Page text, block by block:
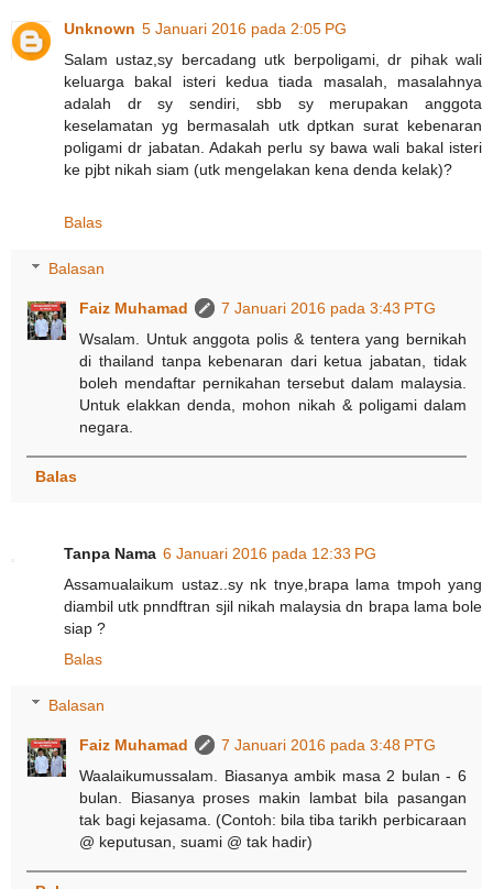
Unknown 5 Januari 2016 pada 2:05 PG
Salam ustaz,sy bercadang utk berpoligami, dr pihak wali
keluarga bakal isteri kedua tiada masalah, masalahnya
adalah dr sy sendiri, sbb sy merupakan anggota
keselamatan yg bermasalah utk dptkan surat kebenaran
poligami dr jabatan. Adakah perlu sy bawa wali bakal isteri
ke pjbt nikah siam (utk mengelakan kena denda kelak)?
Balas
Balasan
Faiz Muhamad
7 Januari 2016 pada 3:43 PTG
Wsalam. Untuk anggota polis & tentera yang bernikah
di thailand tanpa kebenaran dari ketua jabatan, tidak
boleh mendaftar pernikahan tersebut dalam malaysia.
Untuk elakkan denda, mohon nikah & poligami dalam
negara.
Balas
Tanpa Nama 6 Januari 2016 pada 12:33 PG
Assamualaikum ustaz..sy nk tnye,brapa lama tmpoh yang
diambil utk pnndftran sjil nikah malaysia dn brapa lama bole
siap ?
Balas
Balasan
Faiz Muhamad
7 Januari 2016 pada 3:48 PTG
Waalaikumussalam. Biasanya ambik masa 2 bulan - 6
bulan. Biasanya proses makin lambat bila pasangan
tak bagi kejasama. (Contoh: bila tiba tarikh perbicaraan
@ keputusan, suami @ tak hadir)